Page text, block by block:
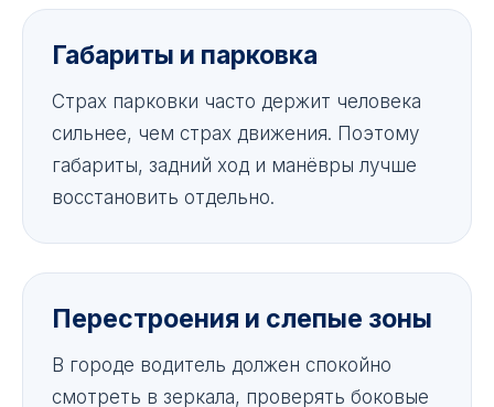
Габариты и парковка
Страх парковки часто держит человека
сильнее, чем страх движения. Поэтому
габариты, задний ход и манёвры лучше
восстановить отдельно.
Перестроения и слепые зоны
В городе водитель должен спокойно
смотреть в зеркала, проверять боковые